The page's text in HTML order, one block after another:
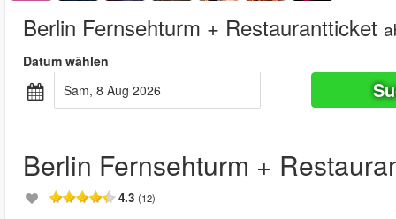
Berlin Fernsehturm + Restaurantticket
Datum wählen
Sam, 8 Aug 2026
Berlin Fernsehturm +
4.3 (12)